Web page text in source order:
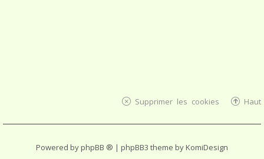
Haut
Supprimer les cookies
Powered byphpBB ® | phpBB3 theme byKomiDesign